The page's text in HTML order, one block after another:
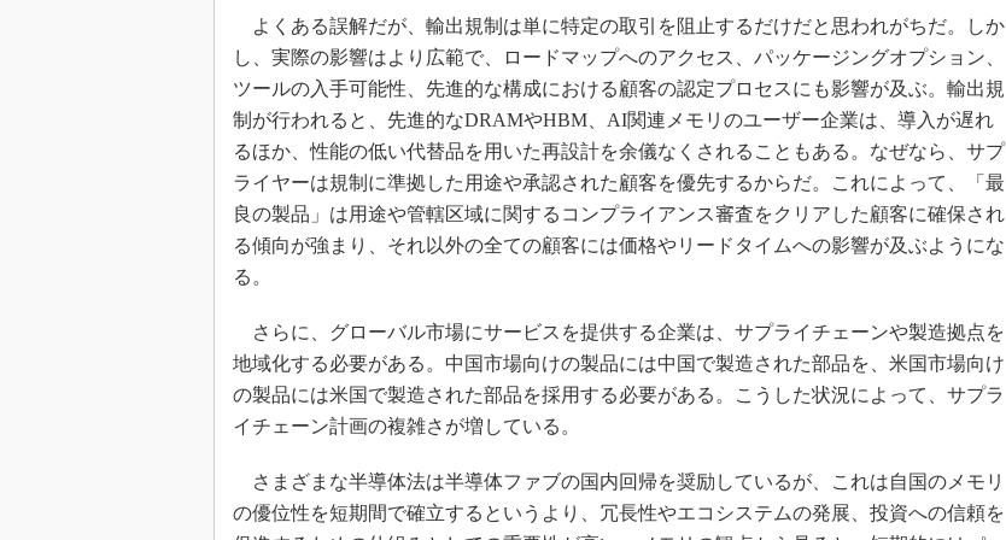
よくある誤解だが、輸出規制は単に特定の取引を阻止するだけだと思われがちだ。しか
し、実際の影響はより広範で、ロードマップへのアクセス、パッケージングオプション、
ツールの入手可能性、先進的な構成における顧客の認定プロセスにも影響が及ぶ。輸出規
制が行われると、先進的なDRAMやHBM、AI関連メモリのユーザー企業は、導入が遅れ
るほか、性能の低い代替品を用いた再設計を余儀なくされることもある。なぜなら、サプ
ライヤーは規制に準拠した用途や承認された顧客を優先するからだ。これによって、「最
良の製品」は用途や管轄区域に関するコンプライアンス審査をクリアした顧客に確保され
る傾向が強まり、それ以外の全ての顧客には価格やリードタイムへの影響が及ぶようにな
る。
さらに、グローバル市場にサービスを提供する企業は、サプライチェーンや製造拠点を
地域化する必要がある。中国市場向けの製品には中国で製造された部品を、米国市場向け
の製品には米国で製造された部品を採用する必要がある。こうした状況によって、サプラ
イチェーン計画の複雑さが増している。
さまざまな半導体法は半導体ファブの国内回帰を奨励しているが、これは自国のメモリ
の優位性を短期間で確立するというより、冗長性やエコシステムの発展、投資への信頼を